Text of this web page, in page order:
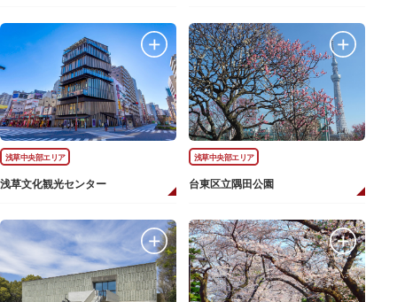
浅草中央部エリア
浅草文化観光センター
浅草中央部エリア
台東区立隅田公園